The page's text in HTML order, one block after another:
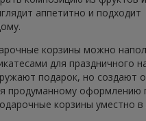
аппетитно и подходит
корзины можно
для праздничного
подарок, но создают
продуманному оформлению
корзины уместно